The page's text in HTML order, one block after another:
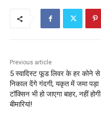
Previous article
5 स्वादिस्ट फूड लिवर के हर कोने से
निकाल देंगे गंदगी, यकृत में जमा पड़ा
टॉक्सिन भी हो जाएगा बाहर, नहीं होगी
बीमारियां!